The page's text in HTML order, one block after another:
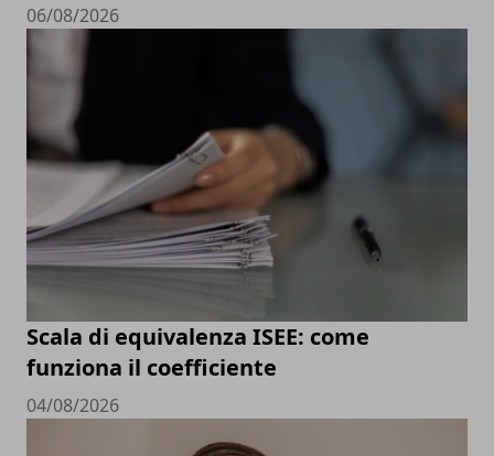
06/08/2026
Scala di equivalenza ISEE: come
funziona il coefficiente
04/08/2026